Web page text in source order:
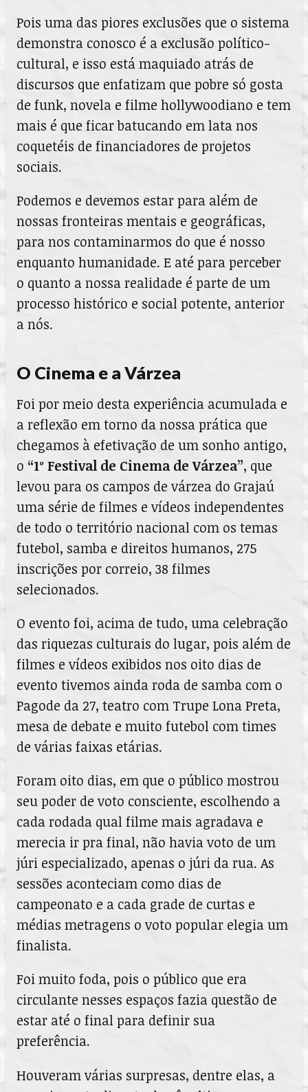
Pois uma das piores exclusões que o sistema
demonstra conosco é a exclusão político-
cultural, e isso está maquiado atrás de
discursos que enfatizam que pobre só gosta
de funk, novela e filme hollywoodiano e tem
mais é que ficar batucando em lata nos
coquetéis de financiadores de projetos
sociais.
Podemos e devemos estar para além de
nossas fronteiras mentais e geográficas,
para nos contaminarmos do que é nosso
enquanto humanidade. E até para perceber
o quanto a nossa realidade é parte de um
processo histórico e social potente, anterior
a nós.
O Cinema e a Várzea
Foi por meio desta experiência acumulada e
a reflexão em torno da nossa prática que
chegamos à efetivação de um sonho antigo,
o “1º Festival de Cinema de Várzea”, que
levou para os campos de várzea do Grajaú
uma série de filmes e vídeos independentes
de todo o território nacional com os temas
futebol, samba e direitos humanos, 275
inscrições por correio, 38 filmes
selecionados.
O evento foi, acima de tudo, uma celebração
das riquezas culturais do lugar, pois além de
filmes e vídeos exibidos nos oito dias de
evento tivemos ainda roda de samba com o
Pagode da 27, teatro com Trupe Lona Preta,
mesa de debate e muito futebol com times
de várias faixas etárias.
Foram oito dias, em que o público mostrou
seu poder de voto consciente, escolhendo a
cada rodada qual filme mais agradava e
merecia ir pra final, não havia voto de um
júri especializado, apenas o júri da rua. As
sessões aconteciam como dias de
campeonato e a cada grade de curtas e
médias metragens o voto popular elegia um
finalista.
Foi muito foda, pois o público que era
circulante nesses espaços fazia questão de
estar até o final para definir sua
preferência.
Houveram várias surpresas, dentre elas, a